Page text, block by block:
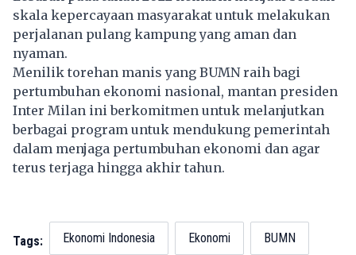
skala kepercayaan masyarakat untuk melakukan
perjalanan pulang kampung yang aman dan
nyaman.
Menilik torehan manis yang BUMN raih bagi
pertumbuhan ekonomi nasional, mantan presiden
Inter Milan ini berkomitmen untuk melanjutkan
berbagai program untuk mendukung pemerintah
dalam menjaga pertumbuhan ekonomi dan agar
terus terjaga hingga akhir tahun.
Tags: Ekonomi Indonesia Ekonomi BUMN